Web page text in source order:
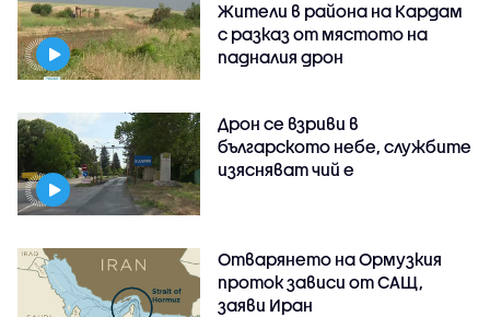
Жители в района на Кардам
с разказ от мястото на
падналия дрон
Дрон се взриви в
българското небе, службите
изясняват чий е
Отварянето на Ормузкия
проток зависи от САЩ,
заяви Иран